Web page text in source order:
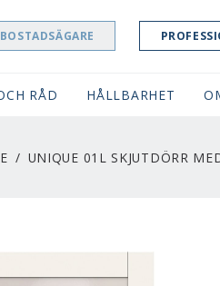
BOSTADSÄGARE
RÅD HÅLLBARHET
UNIQUE 01L SKJUTDÖRR